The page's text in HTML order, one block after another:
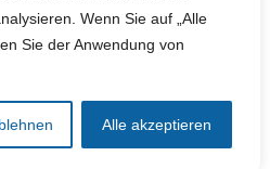
Wenn Sie auf „Alle
Sie der Anwendung von
Alle akzeptieren